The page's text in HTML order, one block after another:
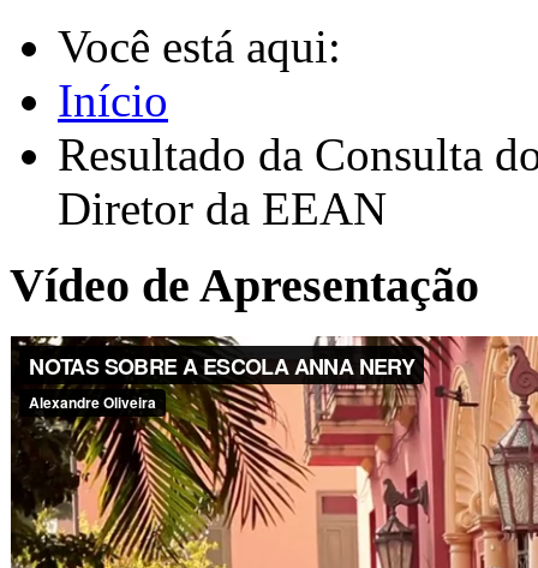
Você está aqui:
Início
Resultado da Consulta
Diretor da EEAN
Vídeo de Apresentação